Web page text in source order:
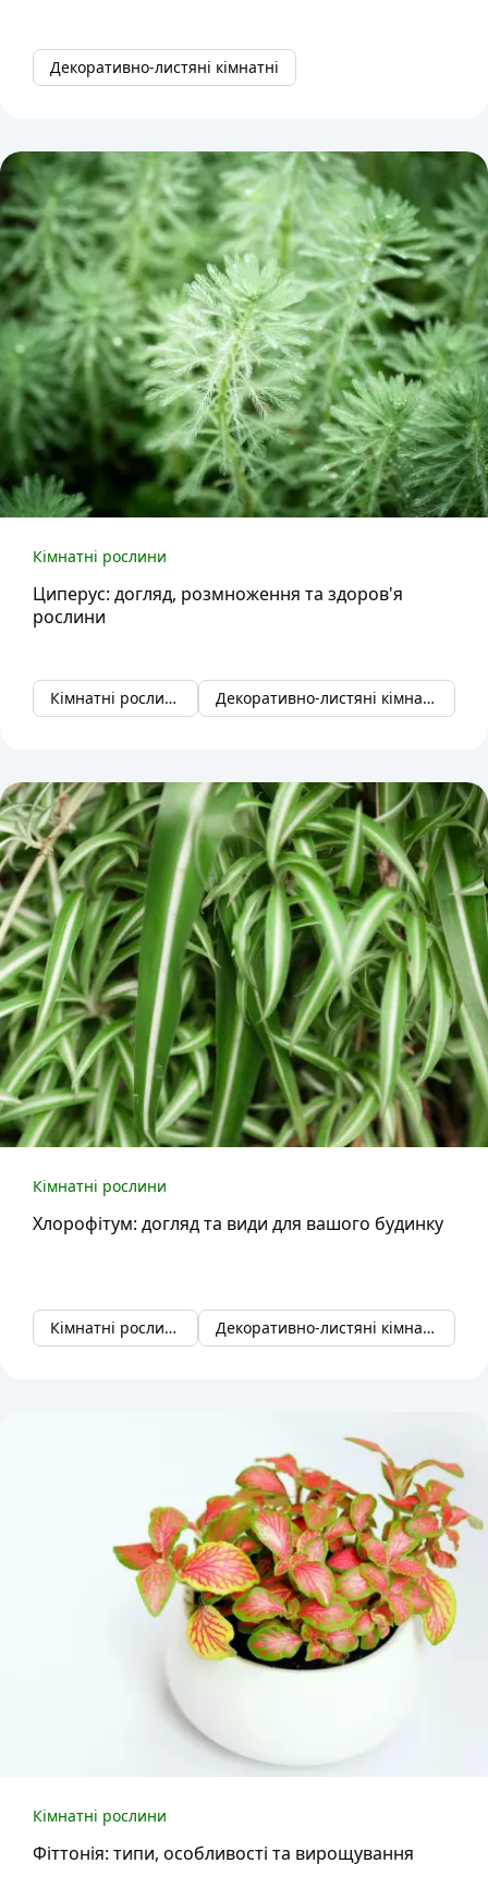
Декоративно-листяні кімнатні
Кімнатні рослини
Циперус: догляд, розмноження та здоров'я
рослини
Кімнатні рослини Декоративно-листяні кімнатні
Кімнатні рослини
Хлорофітум: догляд та види для вашого будинку
Кімнатні рослини Декоративно-листяні кімнатні
Кімнатні рослини
Фіттонія: типи, особливості та вирощування